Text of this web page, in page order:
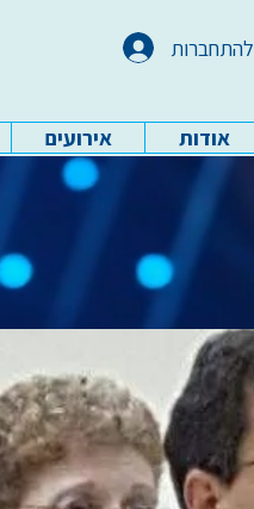
להתחברות
אודות אירועים